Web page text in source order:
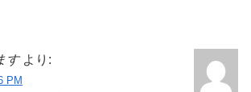
す より:
PM